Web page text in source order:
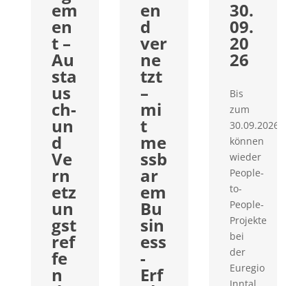
em
en
t –
Au
sta
us
ch-
un
d
Ve
rn
etz
un
gst
ref
fe
n
en
d
ver
ne
tzt
–
mi
t
me
ssb
ar
em
Bu
sin
ess
-
Erf
30.
09.
20
26
Bis
zum
30.09.2026
können
wieder
People-
to-
People-
Projekte
bei
der
Euregio
Inntal